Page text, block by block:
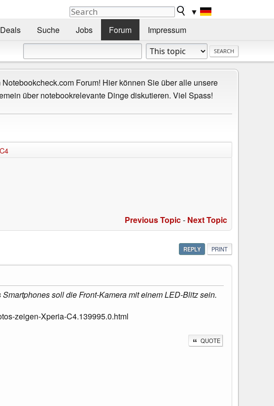
▼
Deals Suche Jobs Forum Impressum
Forum! Hier können Sie über alle unsere
über notebookrelevante Dinge diskutieren. Viel Spass!
Previous Topic- Next Topic
REPLY PRINT
soll die Front-Kamera mit einem LED-Blitz sein.
zeigen-Xperia-C4.139995.0.html
QUOTE